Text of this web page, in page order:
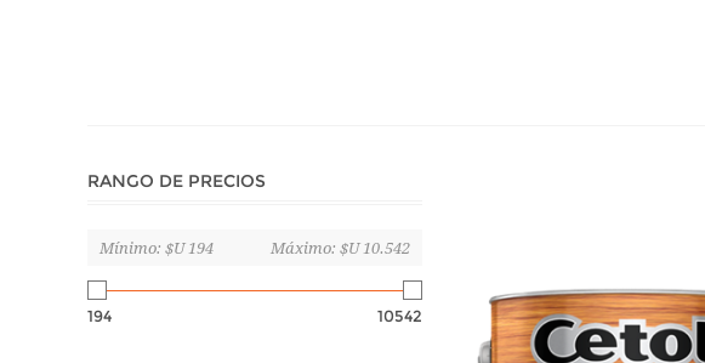
RANGO DE PRECIOS
Mínimo: $U 194 Máximo: $U 10.542
194 10542